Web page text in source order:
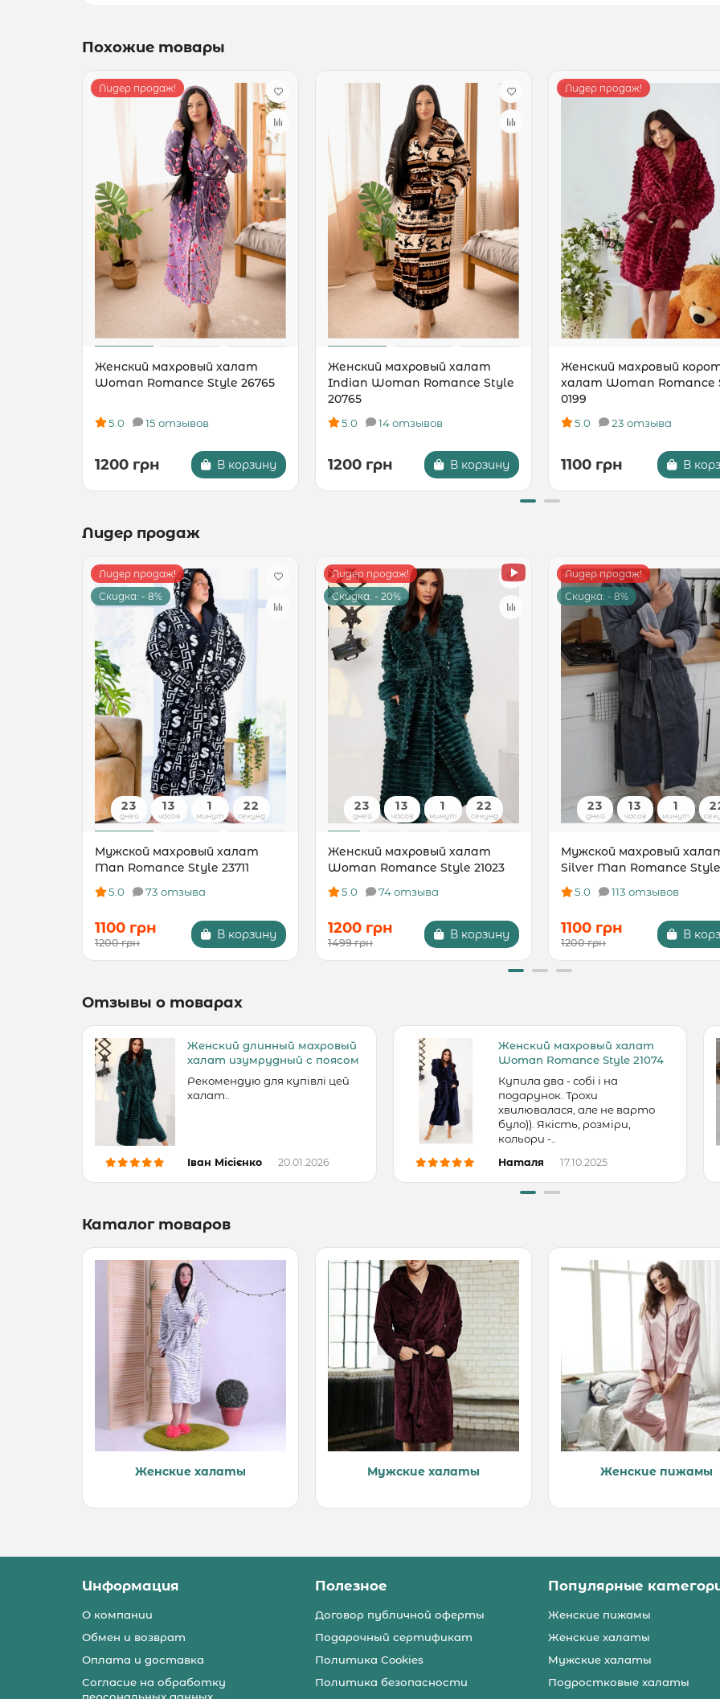
Похожие товары
Лидер продаж!
Женский махровый халат
Woman Romance Style 26765
5.0 15 отзывов
1200 грн В корзину
Женский махровый халат
Indian Woman Romance Style
20765
5.0 14 отзывов
1200 грн В корзину
Лидер продаж!
Женский махровый
халат Woman Romance
0199
5.0 23 отзыва
1100 грн В
Лидер продаж
Лидер продаж!
Скидка: - 8%
23
дней
13
часов
1
минут
21
секунд
Мужской махровый халат
Man Romance Style 23711
5.0 73 отзыва
1100 грн
1200 грн
В корзину
Лидер продаж!
Скидка: - 20%
23
дней
13
часов
1
минут
21
секунд
Женский махровый халат
Woman Romance Style 21023
5.0 74 отзыва
1200 грн
1499 грн
В корзину
Лидер продаж!
Скидка: - 8%
23
дней
13
часов
1
минут
Мужской махровый
Silver Man Romance Style
5.0 113 отзывов
1100 грн
1200 грн
В
Отзывы о товарах
Женский длинный махровый
халат изумрудный с поясом
Рекомендую для купівлі цей
халат..
Іван Місієнко 20.01.2026
Женский махровый халат
Woman Romance Style 21074
Купила два - собі і на
подарунок. Трохи
хвилювалася, але не варто
було)). Якість, розміри,
кольори -..
Наталя 17.10.2025
Каталог товаров
Женские халаты Мужские халаты Женские пижамы
Информация
О компании
Обмен и возврат
Оплата и доставка
Согласие на обработку
Полезное
Договор публичной оферты
Подарочный сертификат
Политика Cookies
Политика безопасности
Популярные
Женские пижамы
Женские халаты
Мужские халаты
Подростковые халаты